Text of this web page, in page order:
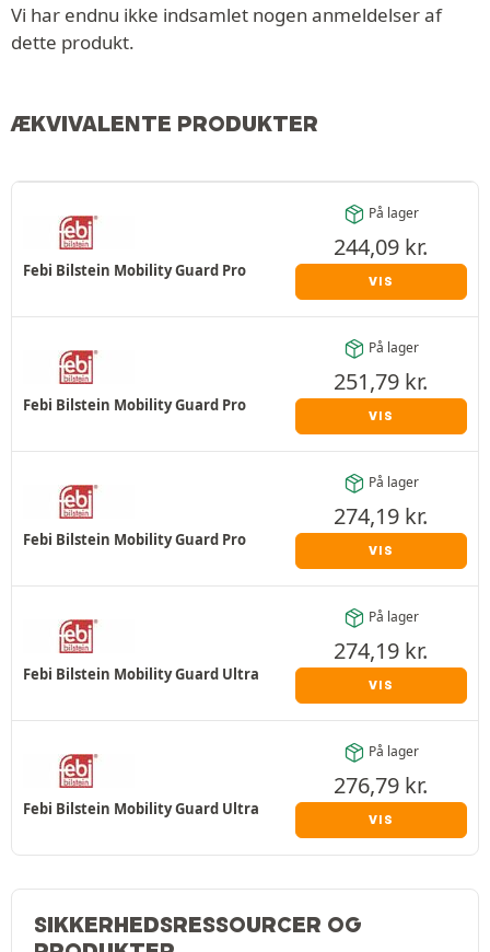
Vi har endnu ikke indsamlet nogen anmeldelser af
dette produkt.
ÆKVIVALENTE PRODUKTER
Febi Bilstein Mobility Guard Pro
På lager
244,09 kr.
VIS
Febi Bilstein Mobility Guard Pro
På lager
251,79 kr.
VIS
Febi Bilstein Mobility Guard Pro
På lager
274,19 kr.
VIS
Febi Bilstein Mobility Guard Ultra
På lager
274,19 kr.
VIS
Febi Bilstein Mobility Guard Ultra
På lager
276,79 kr.
VIS
SIKKERHEDSRESSOURCER OG